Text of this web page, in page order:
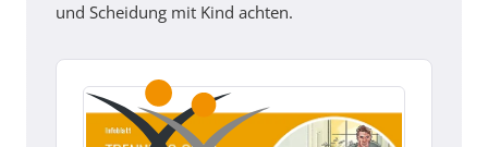
und Scheidung mit Kind achten.